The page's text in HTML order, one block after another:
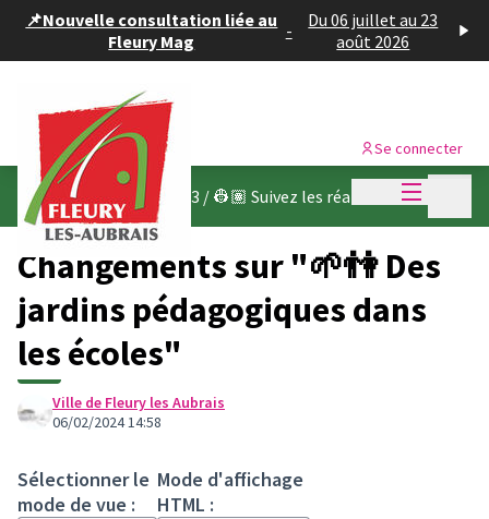
📌Nouvelle consultation liée au
Fleury Mag
-
Du 06 juillet au 23
août 2026
Menu
Se connecter
Budget participatif 2023 / 👷🏽 Suivez les réalisations
Changements sur "🌱👫 Des
jardins pédagogiques dans
les écoles"
Ville de Fleury les Aubrais
06/02/2024 14:58
Sélectionner le
mode de vue :
Mode d'affichage
HTML :
Panneau de gestion des cookies